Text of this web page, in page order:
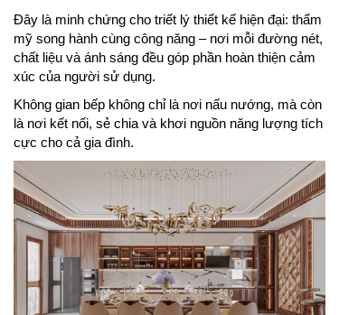
Đây là minh chứng cho triết lý thiết kế hiện đại: thẩm
mỹ song hành cùng công năng – nơi mỗi đường nét,
chất liệu và ánh sáng đều góp phần hoàn thiện cảm
xúc của người sử dụng.
Không gian bếp không chỉ là nơi nấu nướng, mà còn
là nơi kết nối, sẻ chia và khơi nguồn năng lượng tích
cực cho cả gia đình.